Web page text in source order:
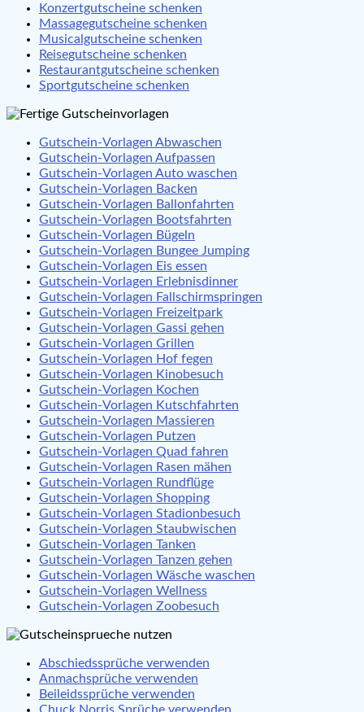
Konzertgutscheine schenken
Massagegutscheine schenken
Musicalgutscheine schenken
Reisegutscheine schenken
Restaurantgutscheine schenken
Sportgutscheine schenken
Gutschein-Vorlagen Abwaschen
Gutschein-Vorlagen Aufpassen
Gutschein-Vorlagen Auto waschen
Gutschein-Vorlagen Backen
Gutschein-Vorlagen Ballonfahrten
Gutschein-Vorlagen Bootsfahrten
Gutschein-Vorlagen Bügeln
Gutschein-Vorlagen Bungee Jumping
Gutschein-Vorlagen Eis essen
Gutschein-Vorlagen Erlebnisdinner
Gutschein-Vorlagen Fallschirmspringen
Gutschein-Vorlagen Freizeitpark
Gutschein-Vorlagen Gassi gehen
Gutschein-Vorlagen Grillen
Gutschein-Vorlagen Hof fegen
Gutschein-Vorlagen Kinobesuch
Gutschein-Vorlagen Kochen
Gutschein-Vorlagen Kutschfahrten
Gutschein-Vorlagen Massieren
Gutschein-Vorlagen Putzen
Gutschein-Vorlagen Quad fahren
Gutschein-Vorlagen Rasen mähen
Gutschein-Vorlagen Rundflüge
Gutschein-Vorlagen Shopping
Gutschein-Vorlagen Stadionbesuch
Gutschein-Vorlagen Staubwischen
Gutschein-Vorlagen Tanken
Gutschein-Vorlagen Tanzen gehen
Gutschein-Vorlagen Wäsche waschen
Gutschein-Vorlagen Wellness
Gutschein-Vorlagen Zoobesuch
Abschiedssprüche verwenden
Anmachsprüche verwenden
Beileidssprüche verwenden